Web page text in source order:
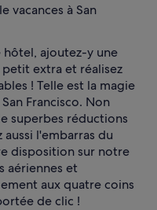
vacances à San
ajoutez-y une
extra et réalisez
! Telle est la magie
Francisco. Non
superbes réductions
l'embarras du
disposition sur notre
aériennes et
aux quatre coins
de clic !